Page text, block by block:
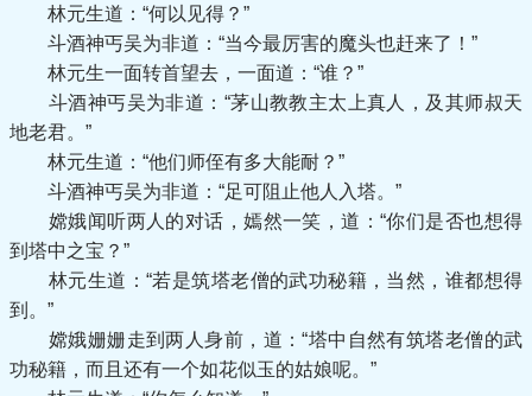
林元生道：“何以见得？”
斗酒神丐吴为非道：“当今最厉害的魔头也赶来了！”
林元生一面转首望去，一面道：“谁？”
斗酒神丐吴为非道：“茅山教教主太上真人，及其师叔天
地老君。”
林元生道：“他们师侄有多大能耐？”
斗酒神丐吴为非道：“足可阻止他人入塔。”
嫦娥闻听两人的对话，嫣然一笑，道：“你们是否也想得
到塔中之宝？”
林元生道：“若是筑塔老僧的武功秘籍，当然，谁都想得
到。”
嫦娥姗姗走到两人身前，道：“塔中自然有筑塔老僧的武
功秘籍，而且还有一个如花似玉的姑娘呢。”